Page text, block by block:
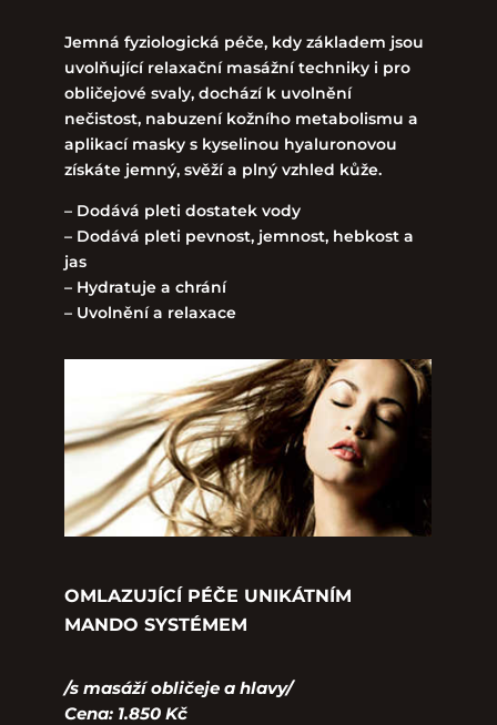
Jemná fyziologická péče, kdy základem jsou
uvolňující relaxační masážní techniky i pro
obličejové svaly, dochází k uvolnění
nečistost, nabuzení kožního metabolismu a
aplikací masky s kyselinou hyaluronovou
získáte jemný, svěží a plný vzhled kůže.
– Dodává pleti dostatek vody
– Dodává pleti pevnost, jemnost, hebkost a
jas
– Hydratuje a chrání
– Uvolnění a relaxace
OMLAZUJÍCÍ PÉČE UNIKÁTNÍM
MANDO SYSTÉMEM
/s masáží obličeje a hlavy/
Cena: 1.850 Kč